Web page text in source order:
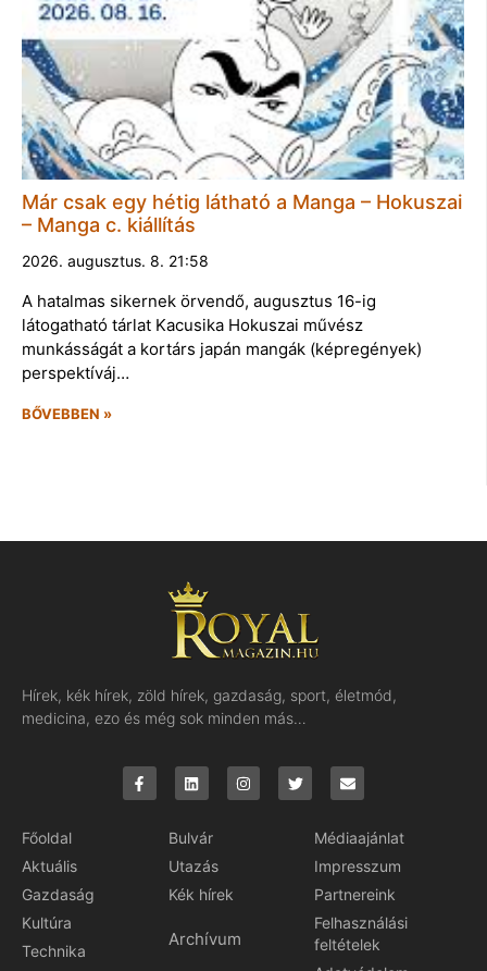
Már csak egy hétig látható a Manga – Hokuszai
– Manga c. kiállítás
2026. augusztus. 8. 21:58
A hatalmas sikernek örvendő, augusztus 16-ig
látogatható tárlat Kacusika Hokuszai művész
munkásságát a kortárs japán mangák (képregények)
perspektíváj…
BŐVEBBEN »
Hírek, kék hírek, zöld hírek, gazdaság, sport, életmód,
medicina, ezo és még sok minden más…
Főoldal
Aktuális
Gazdaság
Kultúra
Technika
Bulvár
Utazás
Kék hírek
Archívum
Médiaajánlat
Impresszum
Partnereink
Felhasználási
feltételek